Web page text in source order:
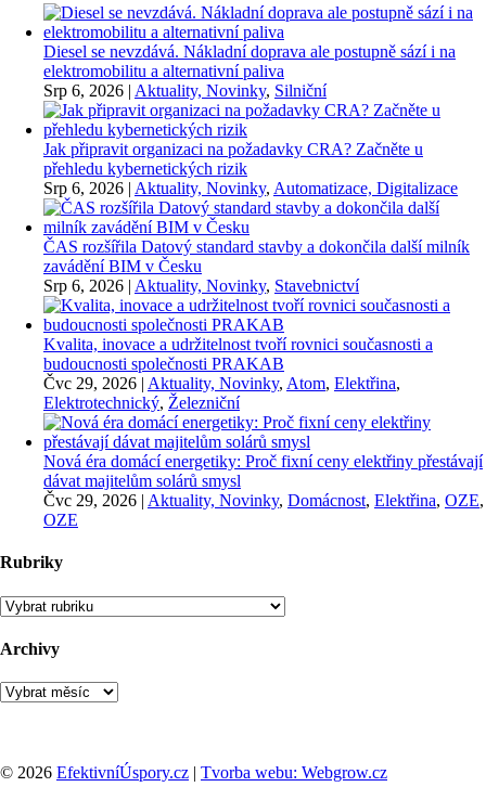
Diesel se nevzdává. Nákladní doprava ale postupně sází i na
elektromobilitu a alternativní paliva
Srp 6, 2026 | Aktuality, Novinky, Silniční
Jak připravit organizaci na požadavky CRA? Začněte u
přehledu kybernetických rizik
Srp 6, 2026 | Aktuality, Novinky, Automatizace, Digitalizace
ČAS rozšířila Datový standard stavby a dokončila další milník
zavádění BIM v Česku
Srp 6, 2026 | Aktuality, Novinky, Stavebnictví
Kvalita, inovace a udržitelnost tvoří rovnici současnosti a
budoucnosti společnosti PRAKAB
Čvc 29, 2026 | Aktuality, Novinky, Atom, Elektřina,
Elektrotechnický, Železniční
Nová éra domácí energetiky: Proč fixní ceny elektřiny přestávají
dávat majitelům solárů smysl
Čvc 29, 2026 | Aktuality, Novinky, Domácnost, Elektřina, OZE,
OZE
Rubriky
Rubriky
Archivy
Archivy
© 2026 EfektivníÚspory.cz | Tvorba webu: Webgrow.cz